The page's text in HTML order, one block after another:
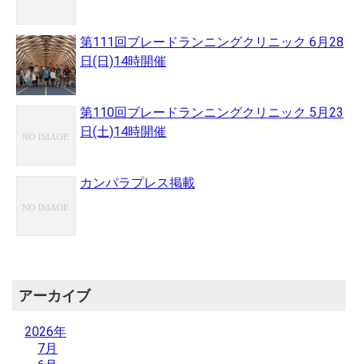
第111回ブレードランニングクリニック 6月28
日(日)14時開催
第110回ブレードランニングクリニック 5月23
日(土)14時開催
カンパラプレス掲載
アーカイブ
2026年
7月